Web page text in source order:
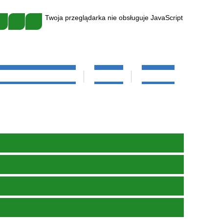
Twoja przeglądarka nie obsługuje JavaScript